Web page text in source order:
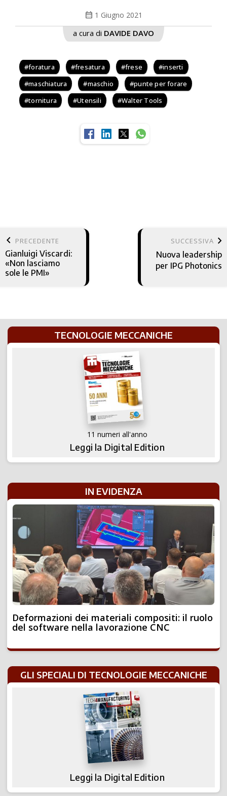
calendar_month 1 Giugno 2021
a cura di DAVIDE DAVO
foratura fresatura frese
inserti
maschiatura
maschio
punte per forare
tornitura
Utensili Walter Tools
keyboard_arrow_left PRECEDENTE
Gianluigi Viscardi:
«Non lasciamo
sole le PMI»
SUCCESSIVA keyboard_arrow_right
Nuova leadership
per IPG Photonics
TECNOLOGIE MECCANICHE
11 numeri all'anno
Leggi la Digital Edition
IN EVIDENZA
Deformazioni dei materiali compositi: il ruolo
del software nella lavorazione CNC
GLI SPECIALI DI TECNOLOGIE MECCANICHE
Leggi la Digital Edition